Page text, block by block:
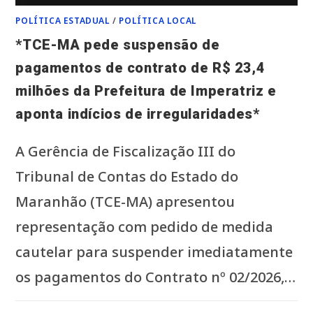
*POR
QUE
EDUARDO
INSISTE
TANTO
EM
ATACAR
GOVERNADOR
CARLOS
BRANDÃO
E
ORLEANS
POLÍTICA ESTADUAL / POLÍTICA LOCAL
*TCE-MA pede suspensão de
pagamentos de contrato de R$ 23,4
milhões da Prefeitura de Imperatriz e
aponta indícios de irregularidades*
A Gerência de Fiscalização III do
Tribunal de Contas do Estado do
Maranhão (TCE-MA) apresentou
representação com pedido de medida
cautelar para suspender imediatamente
os pagamentos do Contrato nº 02/2026,…